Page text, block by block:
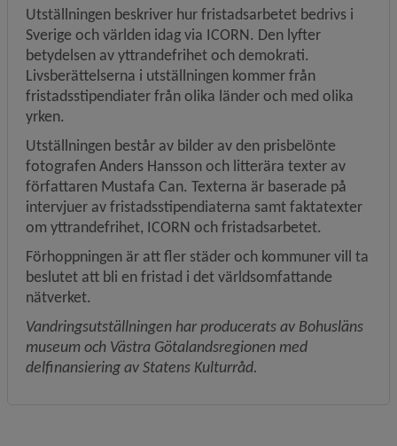
Utställningen beskriver hur fristadsarbetet bedrivs i
Sverige och världen idag via ICORN. Den lyfter
betydelsen av yttrandefrihet och demokrati.
Livsberättelserna i utställningen kommer från
fristadsstipendiater från olika länder och med olika
yrken.
Utställningen består av bilder av den prisbelönte
fotografen Anders Hansson och litterära texter av
författaren Mustafa Can. Texterna är baserade på
intervjuer av fristadsstipendiaterna samt faktatexter
om yttrandefrihet, ICORN och fristadsarbetet.
Förhoppningen är att fler städer och kommuner vill ta
beslutet att bli en fristad i det världsomfattande
nätverket.
Vandringsutställningen har producerats av Bohusläns
museum och Västra Götalandsregionen med
delfinansiering av Statens Kulturråd.